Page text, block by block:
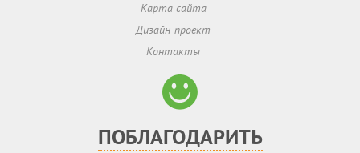
Карта сайта
Дизайн-проект
Контакты
ПОБЛАГОДАРИТЬ